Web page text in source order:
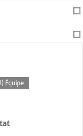
Équipe